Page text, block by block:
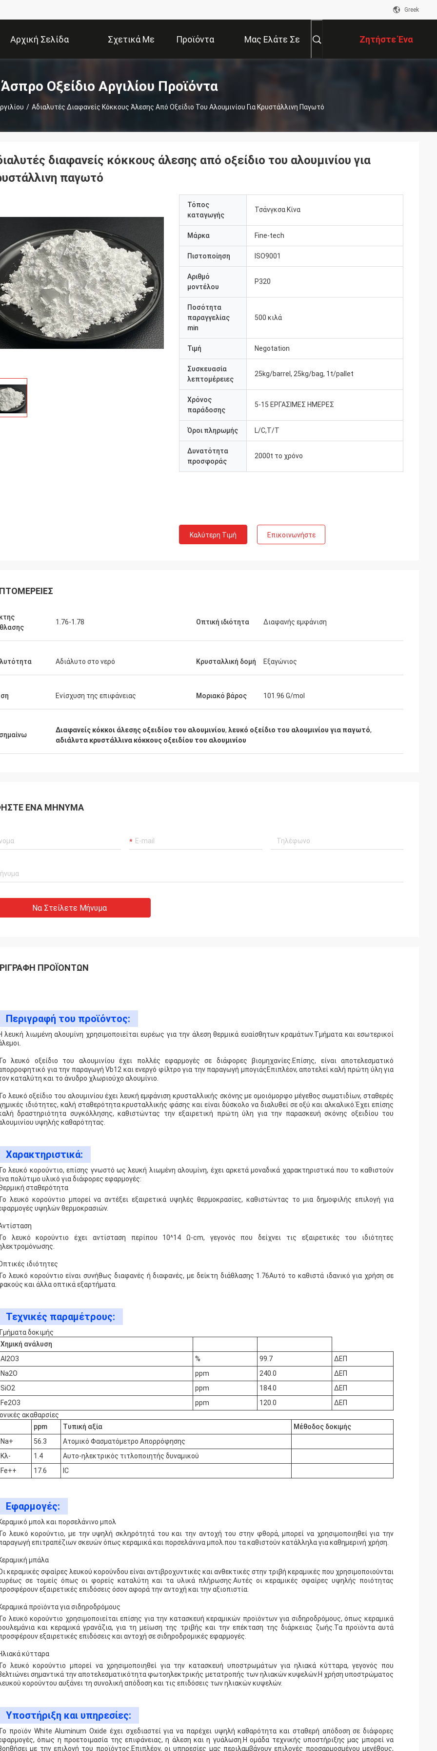
Greek
Αρχική Σελίδα Σχετικά Με
Εμάς
Προϊόντα Μας Ελάτε Σε Ζητήστε Ένα
Απόσπασμα
Άσπρο Οξείδιο Αργιλίου Προϊόντα
/ Αδιαλυτές Διαφανείς Κόκκους Άλεσης Από Οξείδιο Του Αλουμινίου Για Κρυστάλλινη Παγωτό
διαφανείς κόκκους άλεσης από οξείδιο του αλουμινίου για
παγωτό
Τόπος
καταγωγής
Τσάνγκσα Κίνα
Μάρκα Fine-tech
Πιστοποίηση ISO9001
Αριθμό
μοντέλου
P320
Ποσότητα
παραγγελίας
min
500 κιλά
Τιμή Negotation
Συσκευασία
λεπτομέρειες
25kg/barrel, 25kg/bag, 1t/pallet
Χρόνος
παράδοσης
5-15 ΕΡΓΑΣΙΜΕΣ ΗΜΕΡΕΣ
Όροι πληρωμής L/C,T/T
Δυνατότητα
προσφοράς
2000t το χρόνο
Καλύτερη Τιμή Επικοινωνήστε
1.76-1.78 Οπτική ιδιότητα Διαφανής εμφάνιση
Αδιάλυτο στο νερό Κρυσταλλική δομή Εξαγώνιος
Ενίσχυση της επιφάνειας Μοριακό βάρος 101.96 G/mol
Διαφανείς κόκκοι άλεσης οξειδίου του αλουμινίου, λευκό οξείδιο του αλουμινίου για παγωτό,
αδιάλυτα κρυστάλλινα κόκκους οξειδίου του αλουμινίου
ΈΝΑ ΜΉΝΥΜΑ
Να Στείλετε Μήνυμα
ΠΡΟΪΌΝΤΩΝ
Περιγραφή του προϊόντος:
λευκή λιωμένη αλουμίνη χρησιμοποιείται ευρέως για την άλεση θερμικά ευαίσθητων κραμάτων.Τμήματα και εσωτερικοί
λευκό οξείδιο του αλουμινίου έχει πολλές εφαρμογές σε διάφορες βιομηχανίες.Επίσης, είναι αποτελεσματικό
για την παραγωγή Vb12 και ενεργό φίλτρο για την παραγωγή μπογιάςΕπιπλέον, αποτελεί καλή πρώτη ύλη για
καταλύτη και το άνυδρο χλωριούχο αλουμίνιο.
λευκό οξείδιο του αλουμινίου έχει λευκή εμφάνιση κρυσταλλικής σκόνης με ομοιόμορφο μέγεθος σωματιδίων, σταθερές
ιδιότητες, καλή σταθερότητα κρυσταλλικής φάσης και είναι δύσκολο να διαλυθεί σε οξύ και αλκαλικό.Έχει επίσης
δραστηριότητα συγκόλλησης, καθιστώντας την εξαιρετική πρώτη ύλη για την παρασκευή σκόνης οξειδίου του
υψηλής καθαρότητας.
Χαρακτηριστικά:
λευκό κορούντιο, επίσης γνωστό ως λευκή λιωμένη αλουμίνη, έχει αρκετά μοναδικά χαρακτηριστικά που το καθιστούν
πολύτιμο υλικό για διάφορες εφαρμογές:
σταθερότητα
λευκό κορούντιο μπορεί να αντέξει εξαιρετικά υψηλές θερμοκρασίες, καθιστώντας το μια δημοφιλής επιλογή για
υψηλών θερμοκρασιών.
λευκό κορούντιο έχει αντίσταση περίπου 10^14 Ω-cm, γεγονός που δείχνει τις εξαιρετικές του ιδιότητες
ιδιότητες
λευκό κορούντιο είναι συνήθως διαφανές ή διαφανές, με δείκτη διάθλασης 1.76Αυτό το καθιστά ιδανικό για χρήση σε
και άλλα οπτικά εξαρτήματα.
Τεχνικές παραμέτρους:
δοκιμής
Χημική ανάλυση
Al2O3
% 99.7
ΔΕΠ
Na2O
ppm 240.0
ΔΕΠ
SiO2
ppm 184.0
ΔΕΠ
Fe2O3
ppm 120.0
ΔΕΠ
ακαθαρσίες
ppm
Τυπική αξία
Μέθοδος δοκιμής
Na+
56.3
Ατομικό Φασματόμετρο Απορρόφησης
Κλ-
1.4
Αυτο-ηλεκτρικός τιτλοποιητής δυναμικού
Fe++
17.6 IC
Εφαρμογές:
μπολ και πορσελάνινο μπολ
λευκό κορούντιο, με την υψηλή σκληρότητά του και την αντοχή του στην φθορά, μπορεί να χρησιμοποιηθεί για την
επιτραπέζιων σκευών όπως κεραμικά και πορσελάνινα μπολ.που τα καθιστούν κατάλληλα για καθημερινή χρήση.
μπάλα
κεραμικές σφαίρες λευκού κορούνδου είναι αντιβροχυντικές και ανθεκτικές στην τριβή κεραμικές που χρησιμοποιούνται
σε τομείς όπως οι φορείς καταλύτη και τα υλικά πλήρωσης.Αυτές οι κεραμικές σφαίρες υψηλής ποιότητας
εξαιρετικές επιδόσεις όσον αφορά την αντοχή και την αξιοπιστία.
προϊόντα για σιδηροδρόμους
λευκό κορούντιο χρησιμοποιείται επίσης για την κατασκευή κεραμικών προϊόντων για σιδηροδρόμους, όπως κεραμικά
και κεραμικά γρανάζια, για τη μείωση της τριβής και την επέκταση της διάρκειας ζωής.Τα προϊόντα αυτά
εξαιρετικές επιδόσεις και αντοχή σε σιδηροδρομικές εφαρμογές.
κύτταρα
λευκό κορούντιο μπορεί να χρησιμοποιηθεί για την κατασκευή υποστρωμάτων για ηλιακά κύτταρα, γεγονός που
σημαντικά την αποτελεσματικότητα φωτοηλεκτρικής μετατροπής των ηλιακών κυψελών.Η χρήση υποστρώματος
κορούντου αυξάνει τη συνολική απόδοση και τις επιδόσεις των ηλιακών κυψελών.
Υποστήριξη και υπηρεσίες:
προϊόν White Aluminum Oxide έχει σχεδιαστεί για να παρέχει υψηλή καθαρότητα και σταθερή απόδοση σε διάφορες
όπως η προετοιμασία της επιφάνειας, η άλεση και η γυάλωση.Η ομάδα τεχνικής υποστήριξης μας μπορεί να
με την επιλογή του προϊόντος.Επιπλέον, οι υπηρεσίες μας περιλαμβάνουν επιλογές προσαρμοσμένου μεγέθους,